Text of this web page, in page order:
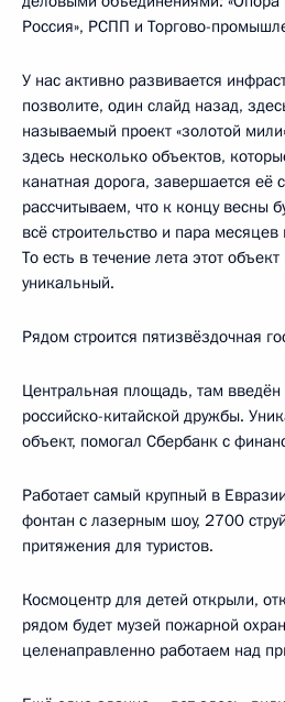
Россия», РСПП и Торгово-
У нас активно развивается
позволите, один слайд назад,
называемый проект «золотой
здесь несколько объектов,
канатная дорога, завершается её
рассчитываем, что к концу весны
всё строительство и пара месяцев
То есть в течение лета этот
уникальный.
Рядом строится пятизвёздочная
Центральная площадь, там
российско-китайской дружбы.
объект, помогал Сбербанк с
Работает самый крупный в
фонтан с лазерным шоу, 2700
притяжения для туристов.
Космоцентр для детей открыли,
рядом будет музей пожарной
целенаправленно работаем над